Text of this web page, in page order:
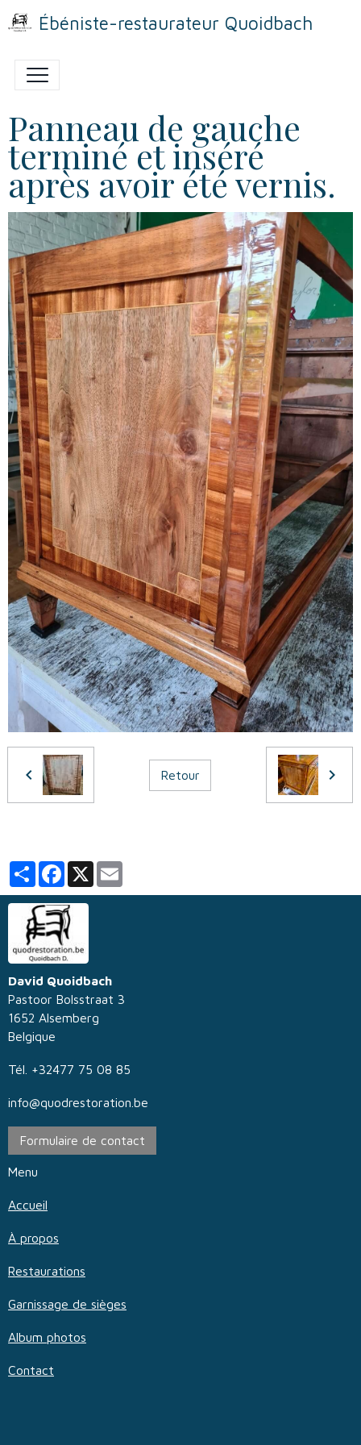
Ébéniste-restaurateur Quoidbach
Panneau de gauche
terminé et inséré
après avoir été vernis.
Retour
PartagerFacebook
X
David Quoidbach
Pastoor Bolsstraat 3
1652 Alsemberg
Belgique
Tél. +32477 75 08 85
info@quodrestoration.be
Formulaire de contact
Menu
Accueil
À propos
Restaurations
Garnissage de sièges
Album photos
Contact